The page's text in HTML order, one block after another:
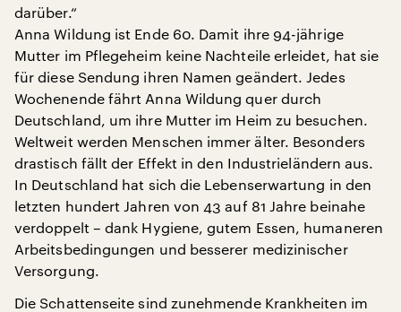
darüber.“
Anna Wildung ist Ende 60. Damit ihre 94-jährige
Mutter im Pflegeheim keine Nachteile erleidet, hat sie
für diese Sendung ihren Namen geändert. Jedes
Wochenende fährt Anna Wildung quer durch
Deutschland, um ihre Mutter im Heim zu besuchen.
Weltweit werden Menschen immer älter. Besonders
drastisch fällt der Effekt in den Industrieländern aus.
In Deutschland hat sich die Lebenserwartung in den
letzten hundert Jahren von 43 auf 81 Jahre beinahe
verdoppelt – dank Hygiene, gutem Essen, humaneren
Arbeitsbedingungen und besserer medizinischer
Versorgung.
Die Schattenseite sind zunehmende Krankheiten im